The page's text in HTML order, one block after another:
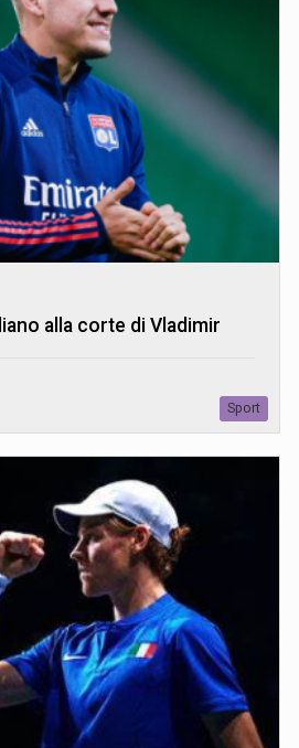
alla corte di Vladimir
Sport